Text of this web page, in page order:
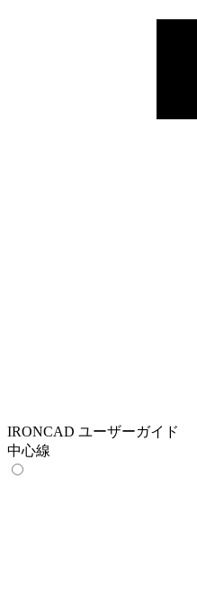
IRONCAD ユーザーガイド
中心線